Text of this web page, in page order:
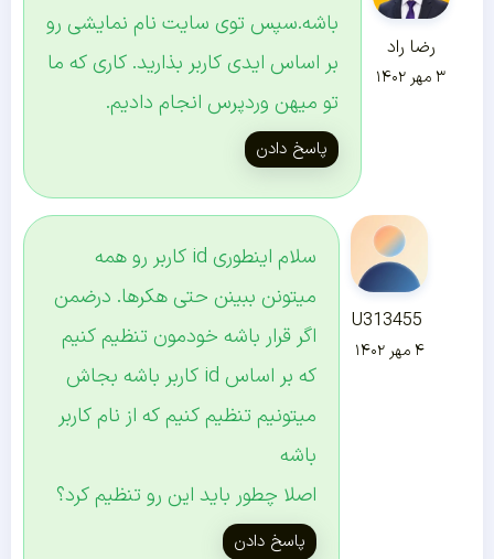
رضا راد
۳ مهر ۱۴۰۲
باشه.سپس توی سایت نام نمایشی رو
بر اساس ایدی کاربر بذارید. کاری که ما
تو میهن وردپرس انجام دادیم.
پاسخ دادن
U313455
۴ مهر ۱۴۰۲
سلام اینطوری id کاربر رو همه
میتونن ببینن حتی هکرها. درضمن
اگر قرار باشه خودمون تنظیم کنیم
که بر اساس id کاربر باشه بجاش
میتونیم تنظیم کنیم که از نام کاربر
باشه
اصلا چطور باید این رو تنظیم کرد؟
پاسخ دادن